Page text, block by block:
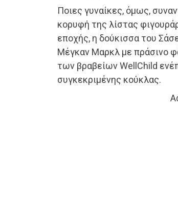
Ποιες γυναίκες, όμως,
κορυφή της λίστας
εποχής, η δούκισσα του
Μέγκαν Μαρκλ με πράσινο
των βραβείων WellChild
συγκεκριμένης κούκλας.